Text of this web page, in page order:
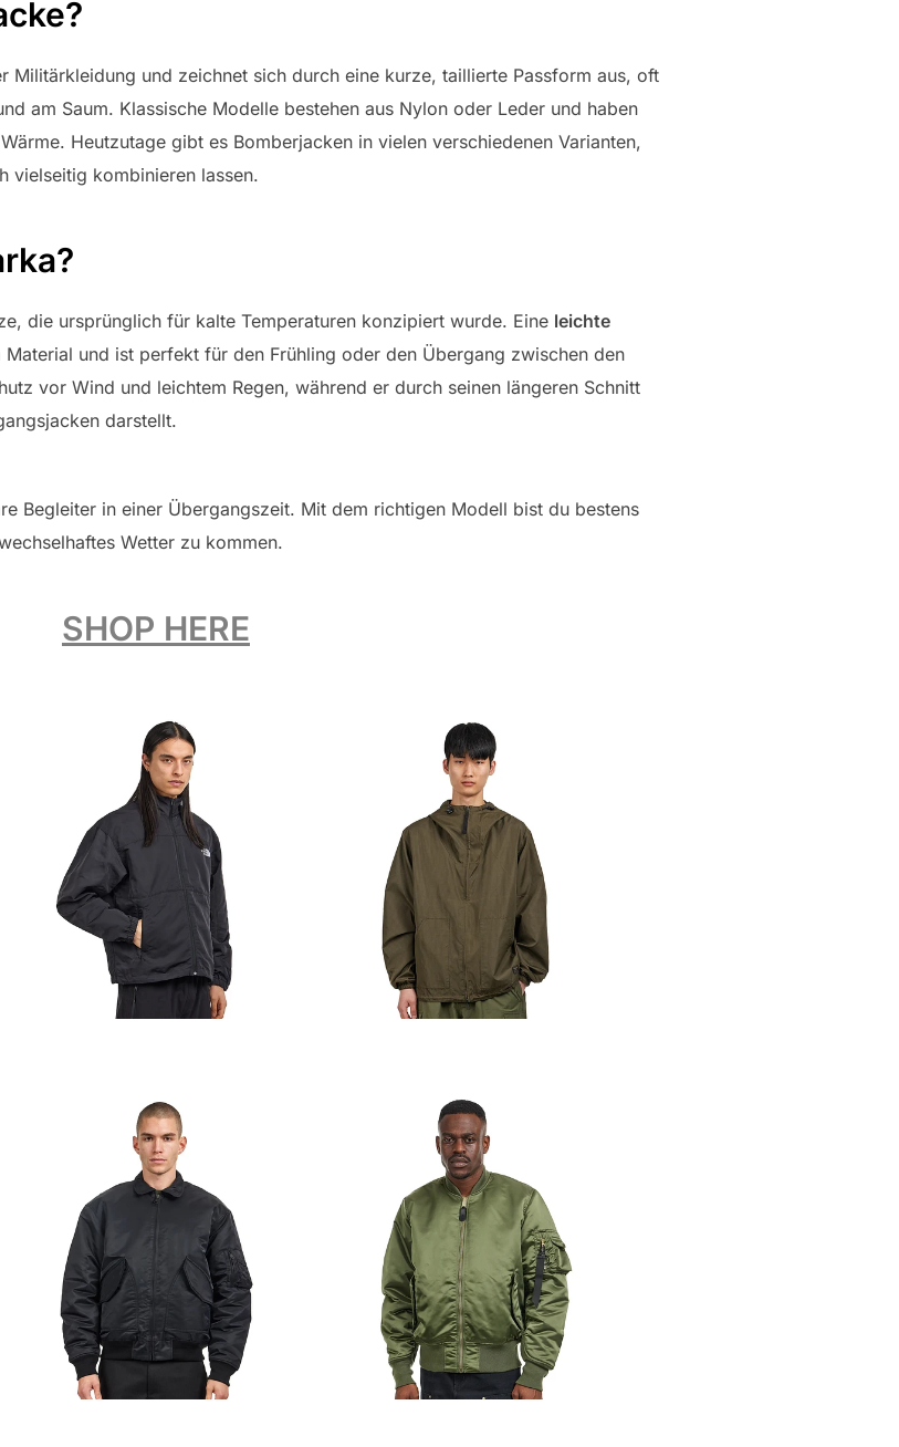
Militärkleidung und zeichnet sich durch eine kurze, taillierte Passform aus, oft
am Saum. Klassische Modelle bestehen aus Nylon oder Leder und haben
Heutzutage gibt es Bomberjacken in vielen verschiedenen Varianten,
vielseitig kombinieren lassen.
die ursprünglich für kalte Temperaturen konzipiert wurde. Eine leichte
Material und ist perfekt für den Frühling oder den Übergang zwischen den
vor Wind und leichtem Regen, während er durch seinen längeren Schnitt
darstellt.
Begleiter in einer Übergangszeit. Mit dem richtigen Modell bist du bestens
Wetter zu kommen.
SHOP HERE